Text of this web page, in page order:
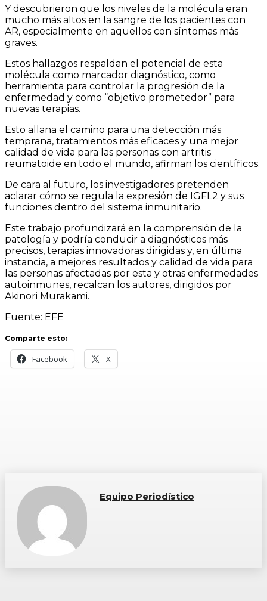
Y descubrieron que los niveles de la molécula eran
mucho más altos en la sangre de los pacientes con
AR, especialmente en aquellos con síntomas más
graves.
Estos hallazgos respaldan el potencial de esta
molécula como marcador diagnóstico, como
herramienta para controlar la progresión de la
enfermedad y como “objetivo prometedor” para
nuevas terapias.
Esto allana el camino para una detección más
temprana, tratamientos más eficaces y una mejor
calidad de vida para las personas con artritis
reumatoide en todo el mundo, afirman los científicos.
De cara al futuro, los investigadores pretenden
aclarar cómo se regula la expresión de IGFL2 y sus
funciones dentro del sistema inmunitario.
Este trabajo profundizará en la comprensión de la
patología y podría conducir a diagnósticos más
precisos, terapias innovadoras dirigidas y, en última
instancia, a mejores resultados y calidad de vida para
las personas afectadas por esta y otras enfermedades
autoinmunes, recalcan los autores, dirigidos por
Akinori Murakami.
Fuente: EFE
Comparte esto:
Facebook X
Equipo Periodístico